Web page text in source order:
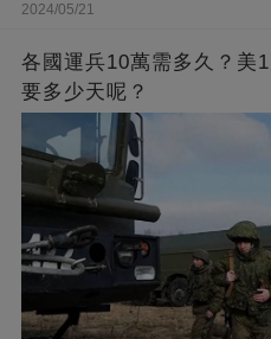
2024/05/21
各國運兵10萬需多久？美
要多少天呢？